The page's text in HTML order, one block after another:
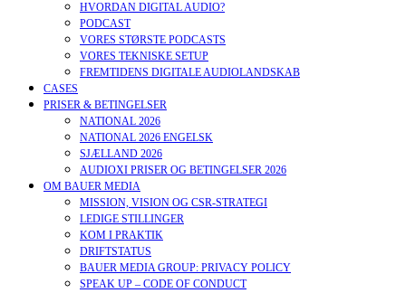
HVORDAN DIGITAL AUDIO?
PODCAST
VORES STØRSTE PODCASTS
VORES TEKNISKE SETUP
FREMTIDENS DIGITALE AUDIOLANDSKAB
CASES
PRISER & BETINGELSER
NATIONAL 2026
NATIONAL 2026 ENGELSK
SJÆLLAND 2026
AUDIOXI PRISER OG BETINGELSER 2026
OM BAUER MEDIA
MISSION, VISION OG CSR-STRATEGI
LEDIGE STILLINGER
KOM I PRAKTIK
DRIFTSTATUS
BAUER MEDIA GROUP: PRIVACY POLICY
SPEAK UP – CODE OF CONDUCT